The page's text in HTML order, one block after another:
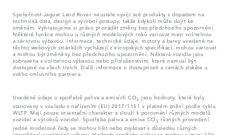
Společnost Jaguar Land Rover neustále vyvíjí své produkty s dopadem na
technická data, design a výrobní postupy, takže kdykoli může dojít ke
změnám. Vyhrazujeme si právo provádět změny bez předchozího upozornění.
Některé funkce mohou u různých modelových roků variovat mezi volitelnou
a sériovou výbavou. Informace, technické údaje, motory a barvy uvedené na
těchto webových stránkách vycházejí z evropských specifikací, mohou variovat
a mohou být změněny bez předchozího upozornění. Některá vozidla jsou
zobrazena s volitelnou výbavou nebo příslušenstvím, které nemusí být
dostupné na všech trzích. Další informace o dostupnosti a cenách získáte u
svého smluvního partnera.
Uvedené údaje o spotřebě paliva a emisích CO2 jsou hodnoty, které byly
stanoveny v souladu s nařízením (EU) 2017/1151 v platném znění podle cyklu
WLTP. Mají pouze orientační charakter a slouží k porovnání různých modelů
vozidel a výrobců vozidel. Spotřeba paliva a emise CO2 různých provedení
jedné modelové řady se mohou lišit nebo zvyšovat v důsledku různých